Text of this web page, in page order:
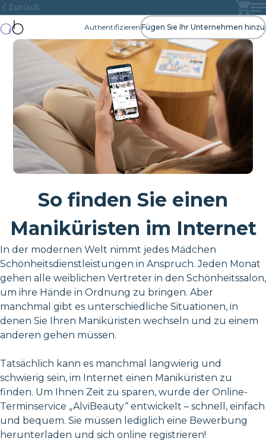
Zurück
Authentifizieren Fügen Sie Ihr Unternehmen hinzu
So finden Sie einen
Maniküristen im Internet
In der modernen Welt nimmt jedes Mädchen
Schönheitsdienstleistungen in Anspruch. Jeden Monat
gehen alle weiblichen Vertreter in den Schönheitssalon,
um ihre Hände in Ordnung zu bringen. Aber
manchmal gibt es unterschiedliche Situationen, in
denen Sie Ihren Maniküristen wechseln und zu einem
anderen gehen müssen.
Tatsächlich kann es manchmal langwierig und
schwierig sein, im Internet einen Maniküristen zu
finden. Um Ihnen Zeit zu sparen, wurde der Online-
Terminservice „AlviBeauty“ entwickelt – schnell, einfach
und bequem. Sie müssen lediglich eine Bewerbung
herunterladen und sich online registrieren!